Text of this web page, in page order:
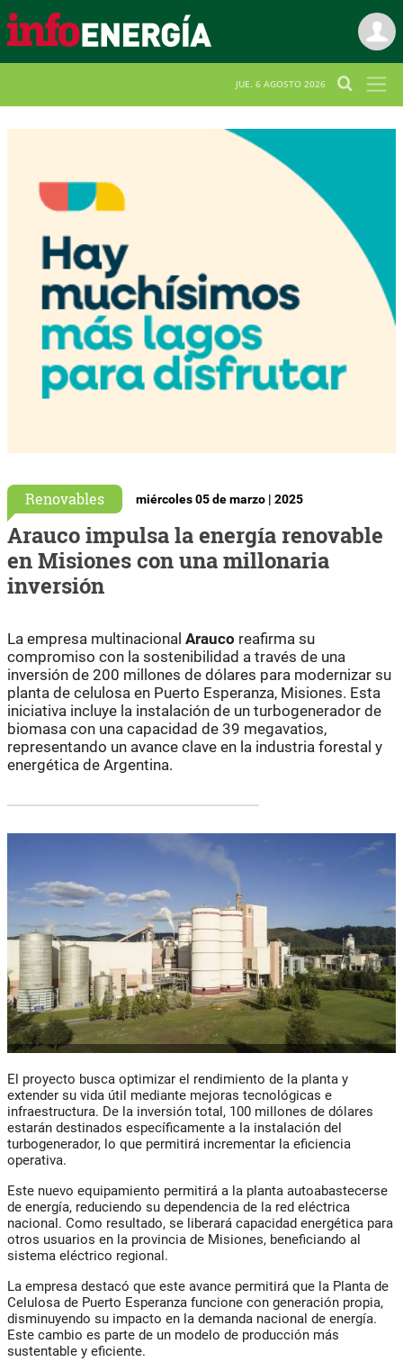
JUE. 6 AGOSTO 2026
Renovables miércoles 05 de marzo | 2025
Arauco impulsa la energía renovable
en Misiones con una millonaria
inversión
La empresa multinacional Arauco reafirma su
compromiso con la sostenibilidad a través de una
inversión de 200 millones de dólares para modernizar su
planta de celulosa en Puerto Esperanza, Misiones. Esta
iniciativa incluye la instalación de un turbogenerador de
biomasa con una capacidad de 39 megavatios,
representando un avance clave en la industria forestal y
energética de Argentina.
El proyecto busca optimizar el rendimiento de la planta y
extender su vida útil mediante mejoras tecnológicas e
infraestructura. De la inversión total, 100 millones de dólares
estarán destinados específicamente a la instalación del
turbogenerador, lo que permitirá incrementar la eficiencia
operativa.
Este nuevo equipamiento permitirá a la planta autoabastecerse
de energía, reduciendo su dependencia de la red eléctrica
nacional. Como resultado, se liberará capacidad energética para
otros usuarios en la provincia de Misiones, beneficiando al
sistema eléctrico regional.
La empresa destacó que este avance permitirá que la Planta de
Celulosa de Puerto Esperanza funcione con generación propia,
disminuyendo su impacto en la demanda nacional de energía.
Este cambio es parte de un modelo de producción más
sustentable y eficiente.